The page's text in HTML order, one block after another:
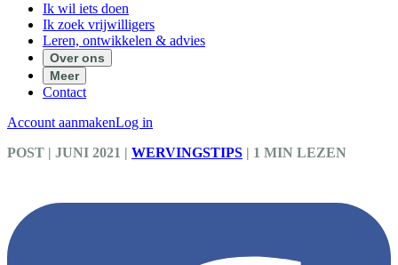
Ik wil iets doen
Ik zoek vrijwilligers
Leren, ontwikkelen & advies
Over ons
Meer
Contact
Account aanmakenLog in
POST | JUNI 2021 | WERVINGSTIPS | 1 MIN LEZEN